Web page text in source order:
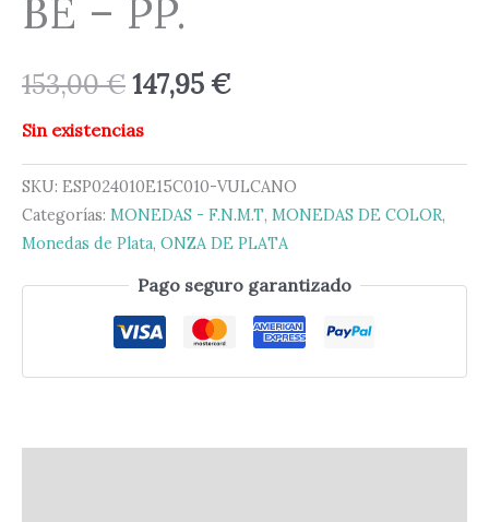
BE – PP.
153,00€147,95€
Sin existencias
SKU: ESP024010E15C010-VULCANO
Categorías: MONEDAS - F.N.M.T, MONEDAS DE COLOR,
Monedas de Plata, ONZA DE PLATA
Pago seguro garantizado